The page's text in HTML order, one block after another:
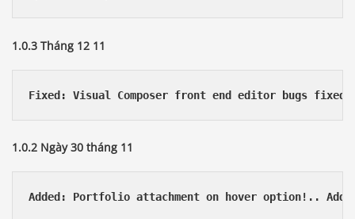
1.0.3 Tháng 12 11
Fixed: Visual Composer front end editor bugs
1.0.2 Ngày 30 tháng 11
Added: Portfolio attachment on hover option!..